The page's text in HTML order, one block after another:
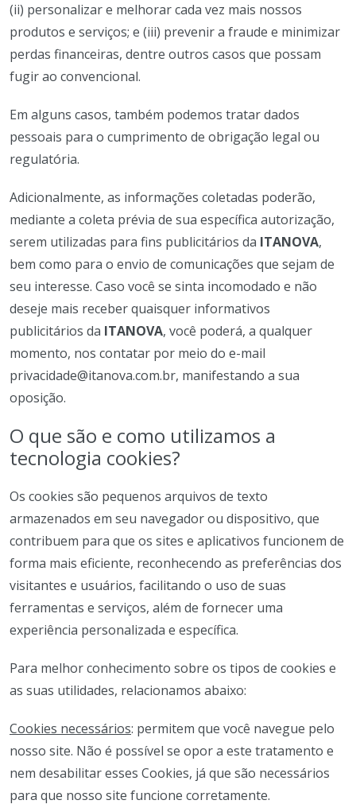
(ii) personalizar e melhorar cada vez mais nossos
produtos e serviços; e (iii) prevenir a fraude e minimizar
perdas financeiras, dentre outros casos que possam
fugir ao convencional.
Em alguns casos, também podemos tratar dados
pessoais para o cumprimento de obrigação legal ou
regulatória.
Adicionalmente, as informações coletadas poderão,
mediante a coleta prévia de sua específica autorização,
serem utilizadas para fins publicitários da ITANOVA,
bem como para o envio de comunicações que sejam de
seu interesse. Caso você se sinta incomodado e não
deseje mais receber quaisquer informativos
publicitários da ITANOVA, você poderá, a qualquer
momento, nos contatar por meio do e-mail
privacidade@itanova.com.br, manifestando a sua
oposição.
O que são e como utilizamos a
tecnologia cookies?
Os cookies são pequenos arquivos de texto
armazenados em seu navegador ou dispositivo, que
contribuem para que os sites e aplicativos funcionem de
forma mais eficiente, reconhecendo as preferências dos
visitantes e usuários, facilitando o uso de suas
ferramentas e serviços, além de fornecer uma
experiência personalizada e específica.
Para melhor conhecimento sobre os tipos de cookies e
as suas utilidades, relacionamos abaixo:
Cookies necessários: permitem que você navegue pelo
nosso site. Não é possível se opor a este tratamento e
nem desabilitar esses Cookies, já que são necessários
para que nosso site funcione corretamente.